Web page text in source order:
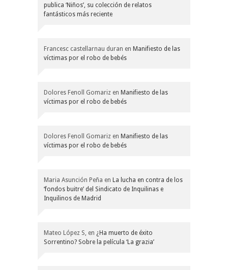
publica ‘Niños’, su colección de relatos
fantásticos más reciente
Francesc castellarnau duran en Manifiesto de las
víctimas por el robo de bebés
Dolores Fenoll Gomariz en Manifiesto de las
víctimas por el robo de bebés
Dolores Fenoll Gomariz en Manifiesto de las
víctimas por el robo de bebés
Maria Asunción Peña en La lucha en contra de los
‘fondos buitre’ del Sindicato de Inquilinas e
Inquilinos de Madrid
Mateo López S, en ¿Ha muerto de éxito
Sorrentino? Sobre la película ‘La grazia’